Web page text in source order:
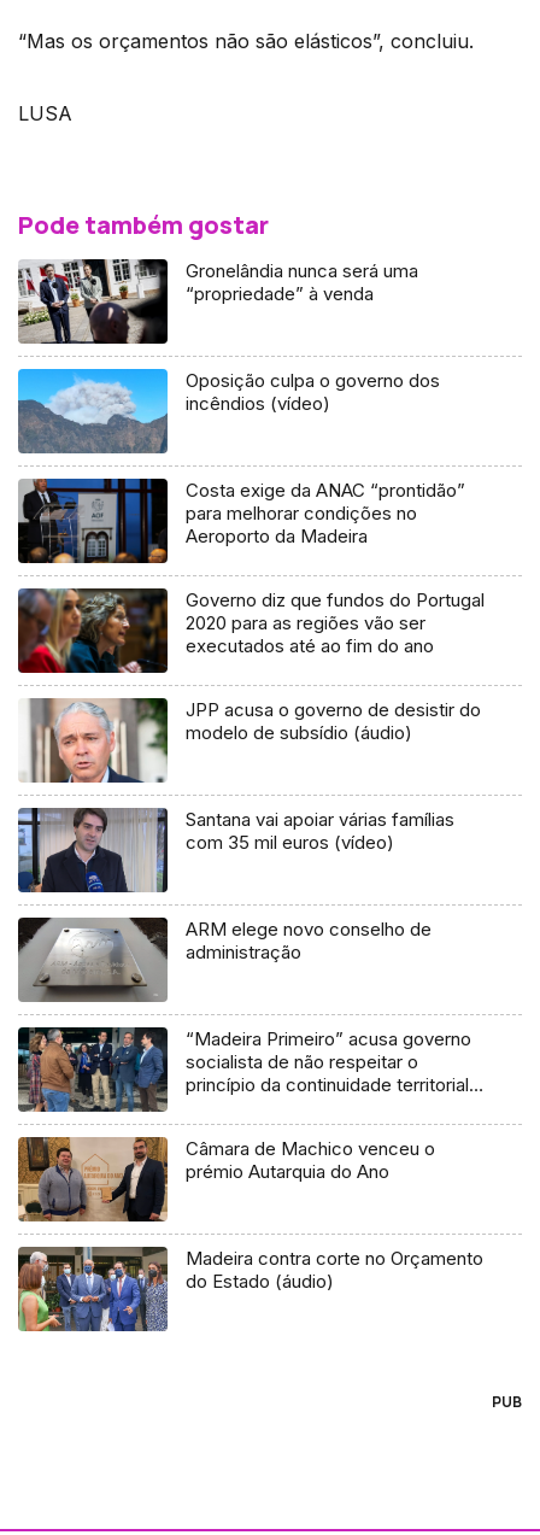
“Mas os orçamentos não são elásticos”, concluiu.
LUSA
Pode também gostar
Gronelândia nunca será uma
“propriedade” à venda
Oposição culpa o governo dos
incêndios (vídeo)
Costa exige da ANAC “prontidão”
para melhorar condições no
Aeroporto da Madeira
Governo diz que fundos do Portugal
2020 para as regiões vão ser
executados até ao fim do ano
JPP acusa o governo de desistir do
modelo de subsídio (áudio)
Santana vai apoiar várias famílias
com 35 mil euros (vídeo)
ARM elege novo conselho de
administração
“Madeira Primeiro” acusa governo
socialista de não respeitar o
princípio da continuidade territorial
Câmara de Machico venceu o
prémio Autarquia do Ano
Madeira contra corte no Orçamento
do Estado (áudio)
PUB